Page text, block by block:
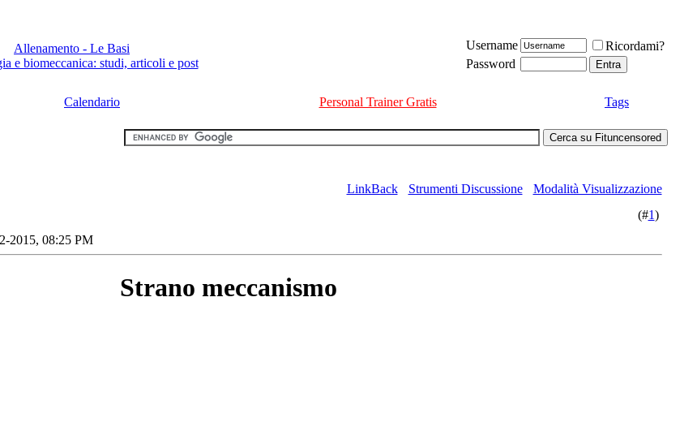
Allenamento - Le Basi
e biomeccanica: studi, articoli e post
Username
Ricordami?
Password
Calendario Personal Trainer Gratis Tags
LinkBack Strumenti Discussione
Modalità Visualizzazione
(#1)
2015, 08:25 PM
Strano meccanismo